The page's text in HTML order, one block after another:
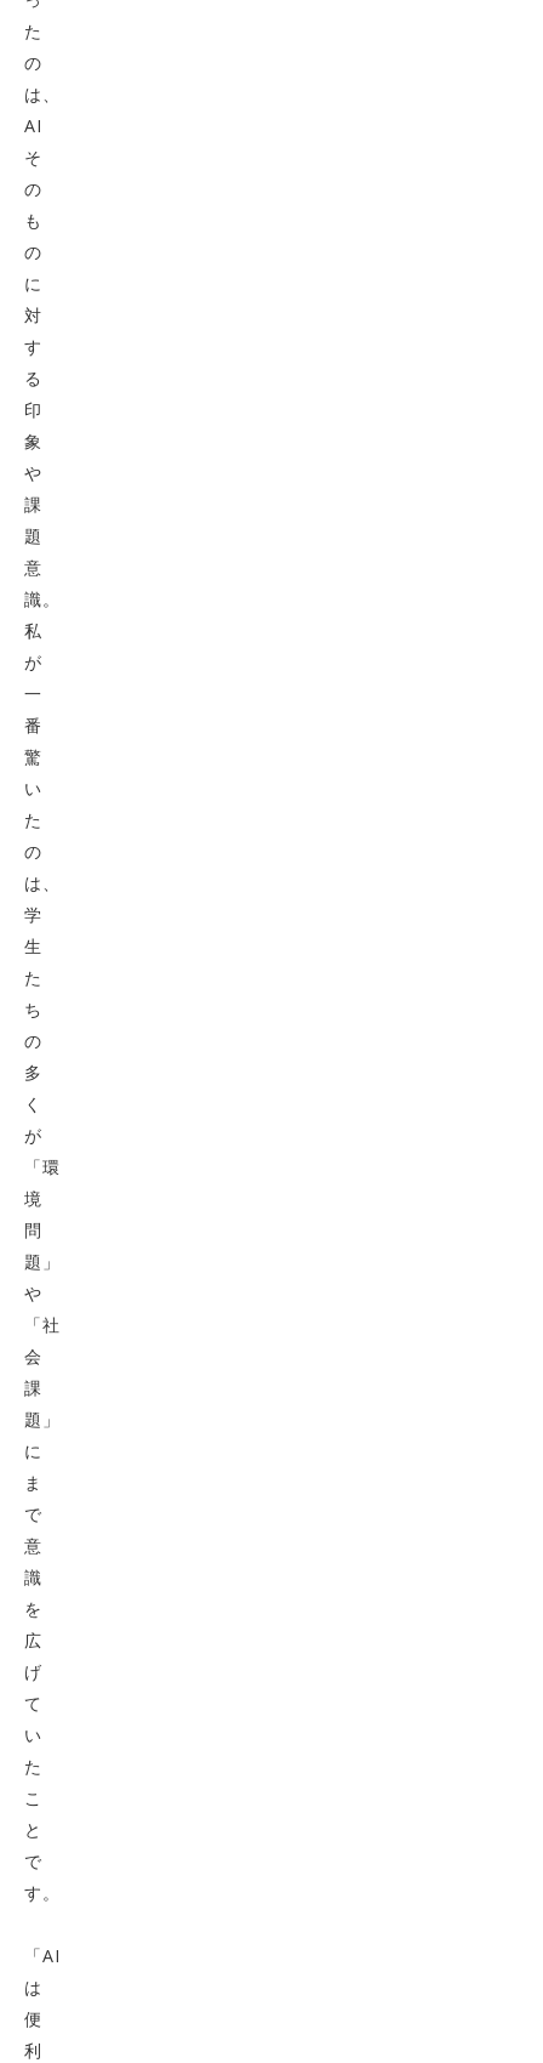
た
の
は、
AI
そ
の
も
の
に
対
す
る
印
象
や
課
題
意
識。
私
が
一
番
驚
い
た
の
は、
学
生
た
ち
の
多
く
が
「環
境
問
題」
や
「社
会
課
題」
に
ま
で
意
識
を
広
げ
て
い
た
こ
と
で
す。
「AI
は
便
利